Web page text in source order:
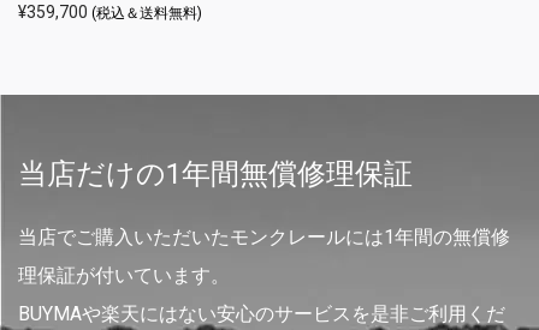
¥359,700 (税込＆送料無料)
当店だけの1年間無償修理保証
当店でご購入いただいたモンクレールには1年間の無償修
理保証が付いています。
BUYMAや楽天にはない安心のサービスを是非ご利用くだ